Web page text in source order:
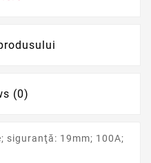
(0)
siguranţă: 19mm; 100A;